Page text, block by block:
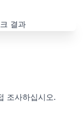
조사하십시오.